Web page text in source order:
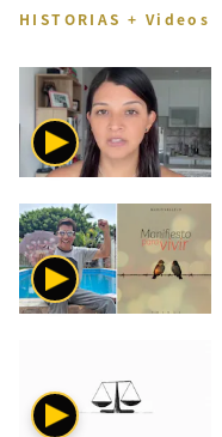
HISTORIAS + Videos